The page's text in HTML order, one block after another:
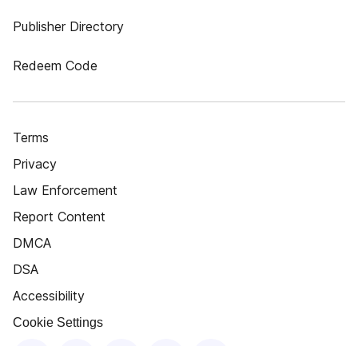
Publisher Directory
Redeem Code
Terms
Privacy
Law Enforcement
Report Content
DMCA
DSA
Accessibility
Cookie Settings